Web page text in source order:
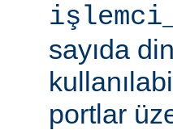
sayıda
portlar